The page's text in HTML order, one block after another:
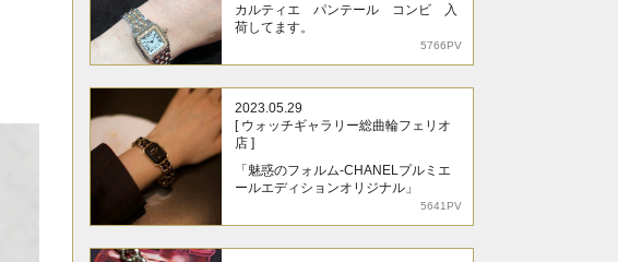
カルティエ パンテール コンビ 入
荷してます。
5766PV
2023.05.29
[ ウォッチギャラリー総曲輪フェリオ
店 ]
「魅惑のフォルム-CHANELプルミエ
ールエディションオリジナル」
5641PV